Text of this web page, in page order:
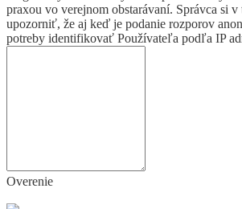
praxou vo verejnom obstarávaní. Správca si
upozorniť, že aj keď je podanie rozporov
potreby identifikovať Používateľa podľa IP
Overenie